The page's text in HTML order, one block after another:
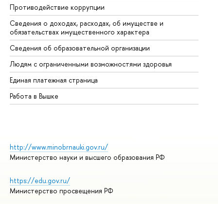
Противодействие коррупции
Сведения о доходах, расходах, об имуществе и
обязательствах имущественного характера
Сведения об образовательной организации
Людям с ограниченными возможностями здоровья
Единая платежная страница
Работа в Вышке
http://www.minobrnauki.gov.ru/
Министерство науки и высшего образования РФ
https://edu.gov.ru/
Министерство просвещения РФ